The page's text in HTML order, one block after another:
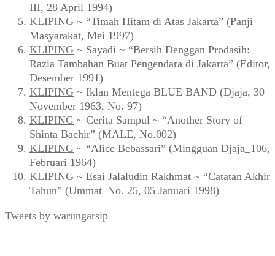
III, 28 April 1994)
KLIPING ~ “Timah Hitam di Atas Jakarta” (Panji
Masyarakat, Mei 1997)
KLIPING ~ Sayadi ~ “Bersih Denggan Prodasih:
Razia Tambahan Buat Pengendara di Jakarta” (Editor,
Desember 1991)
KLIPING ~ Iklan Mentega BLUE BAND (Djaja, 30
November 1963, No. 97)
KLIPING ~ Cerita Sampul ~ “Another Story of
Shinta Bachir” (MALE, No.002)
KLIPING ~ “Alice Bebassari” (Mingguan Djaja_106,
Februari 1964)
KLIPING ~ Esai Jalaludin Rakhmat ~ “Catatan Akhir
Tahun” (Ummat_No. 25, 05 Januari 1998)
Tweets by warungarsip